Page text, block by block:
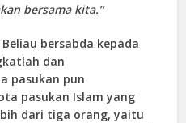
bersama kita.”
bersabda kepada
dan
pasukan pun
pasukan Islam yang
dari tiga orang, yaitu